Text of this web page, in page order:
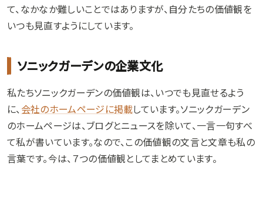
て、なかなか難しいことではありますが、自分たちの価値観を
いつも見直すようにしています。
ソニックガーデンの企業文化
私たちソニックガーデンの価値観は、いつでも見直せるよう
に、 会社のホームページに掲載しています。ソニックガーデン
のホームページは、ブログとニュースを除いて、一言一句すべ
て私が書いています。なので、この価値観の文言と文章も私の
言葉です。今は、７つの価値観としてまとめています。